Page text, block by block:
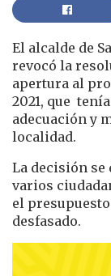
El alcalde de
revocó la
apertura al
2021, que
adecuación y
localidad.
La decisión
varios
el
desfasado.